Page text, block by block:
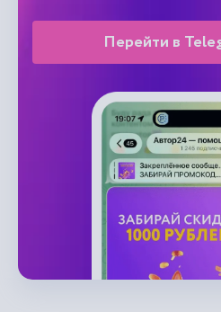
Перейти в